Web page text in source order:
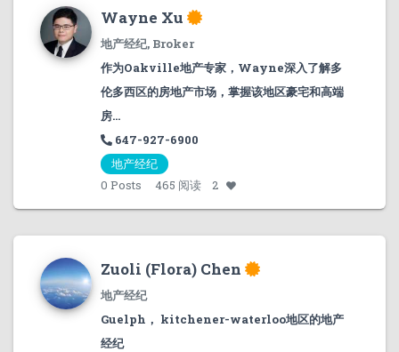
Wayne Xu
地产经纪, Broker
作为Oakville地产专家，Wayne深入了解多
伦多西区的房地产市场，掌握该地区豪宅和高端
房...
647-927-6900
地产经纪
0 Posts 465 阅读 2
Zuoli (Flora) Chen
地产经纪
Guelph， kitchener-waterloo地区的地产
经纪